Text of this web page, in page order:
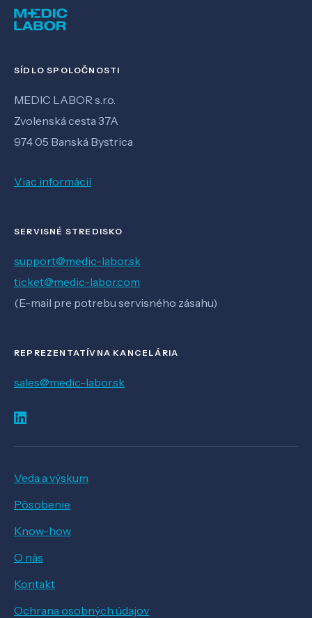
SÍDLO SPOLOČNOSTI
MEDIC LABOR s.r.o.
Zvolenská cesta 37A
974 05 Banská Bystrica
Viac informácií
SERVISNÉ STREDISKO
support@medic-labor.sk
ticket@medic-labor.com
(E-mail pre potrebu servisného zásahu)
REPREZENTATÍVNA KANCELÁRIA
sales@medic-labor.sk
Veda a výskum
Pôsobenie
Know-how
O nás
Kontakt
Ochrana osobných údajov